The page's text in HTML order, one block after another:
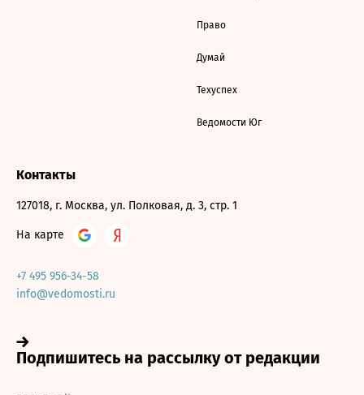
Право
Думай
Техуспех
Ведомости Юг
Контакты
127018, г. Москва, ул. Полковая, д. 3, стр. 1
На карте
+7 495 956-34-58
info@vedomosti.ru